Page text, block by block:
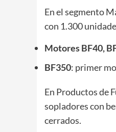
En el segmento
con 1.300
Motores BF40,
BF350: primer
En Productos de
sopladores con
cerrados.